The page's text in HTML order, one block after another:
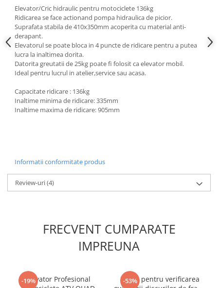
Scule fixare distributie
Alfa romeo
Audi
Bmw
Chevrolet
Chrysler
Dacia
Fiat
Lancia
Land Rover
Mazda
Rover
Elevator/Cric hidraulic pentru motociclete 136kg
Ridicarea se face actionand pompa hidraulica de picior.
Suprafata stabila de 410x350mm acoperita cu material anti-
derapant.
Elevatorul se poate bloca in 4 puncte de ridicare pentru a putea
lucra la inaltimea dorita.
Datorita greutatii de 25kg poate fi folosit ca elevator mobil.
Ideal pentru lucrul in atelier,service sau acasa.
Capacitate ridicare : 136kg
Inaltime minima de ridicare: 335mm
Inaltime maxima de ridicare: 905mm
Informatii conformitate produs
Review-uri(4)
FRECVENT CUMPARATE
IMPREUNA
-19%
Elevator Profesional
-53%
Trusa pentru verificarea